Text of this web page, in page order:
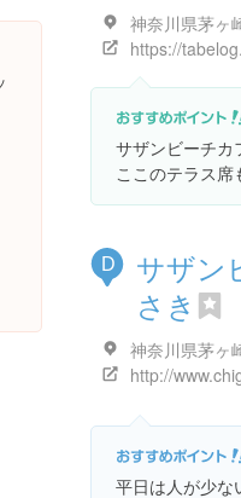
サザンビーチカ
ここのテラス席
D
サザン
さき
神奈川県茅ヶ
平日は人が少な